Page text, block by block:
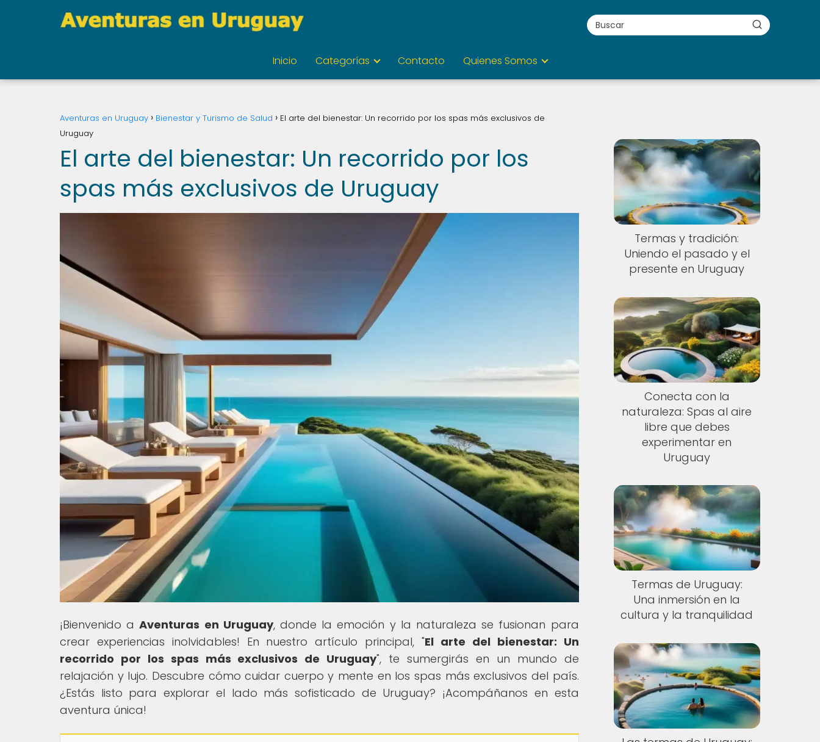
Inicio Categorías Contacto Quienes Somos
Aventuras en Uruguay Bienestar y Turismo de Salud
El arte del bienestar: Un recorrido por los spas más exclusivos de
Uruguay
El arte del bienestar: Un recorrido por los
spas más exclusivos de Uruguay
¡Bienvenido aAventuras en Uruguay, donde la emoción y la naturaleza se fusionan para
crear experiencias inolvidables! En nuestro artículo principal, "El arte del bienestar: Un
recorrido por los spas más exclusivos de Uruguay", te sumergirás en un mundo de
relajación y lujo. Descubre cómo cuidar cuerpo y mente en los spas más exclusivos del país.
¿Estás listo para explorar el lado más sofisticado de Uruguay? ¡Acompáñanos en esta
aventura única!
Termas y tradición:
Uniendo el pasado y el
presente en Uruguay
Conecta con la
naturaleza: Spas al aire
libre que debes
experimentar en
Uruguay
Termas de Uruguay:
Una inmersión en la
cultura y la tranquilidad